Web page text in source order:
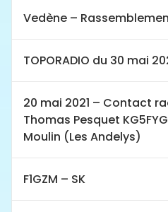
Vedène –
TOPORADIO du 30 mai
20 mai 2021 – Contact
Thomas Pesquet
Moulin (Les Andelys)
F1GZM – SK